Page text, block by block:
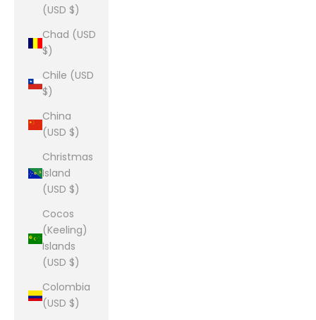
(USD $)
Chad (USD
$)
Chile (USD
$)
China
(USD $)
Christmas
Island
(USD $)
Cocos
(Keeling)
Islands
(USD $)
Colombia
(USD $)